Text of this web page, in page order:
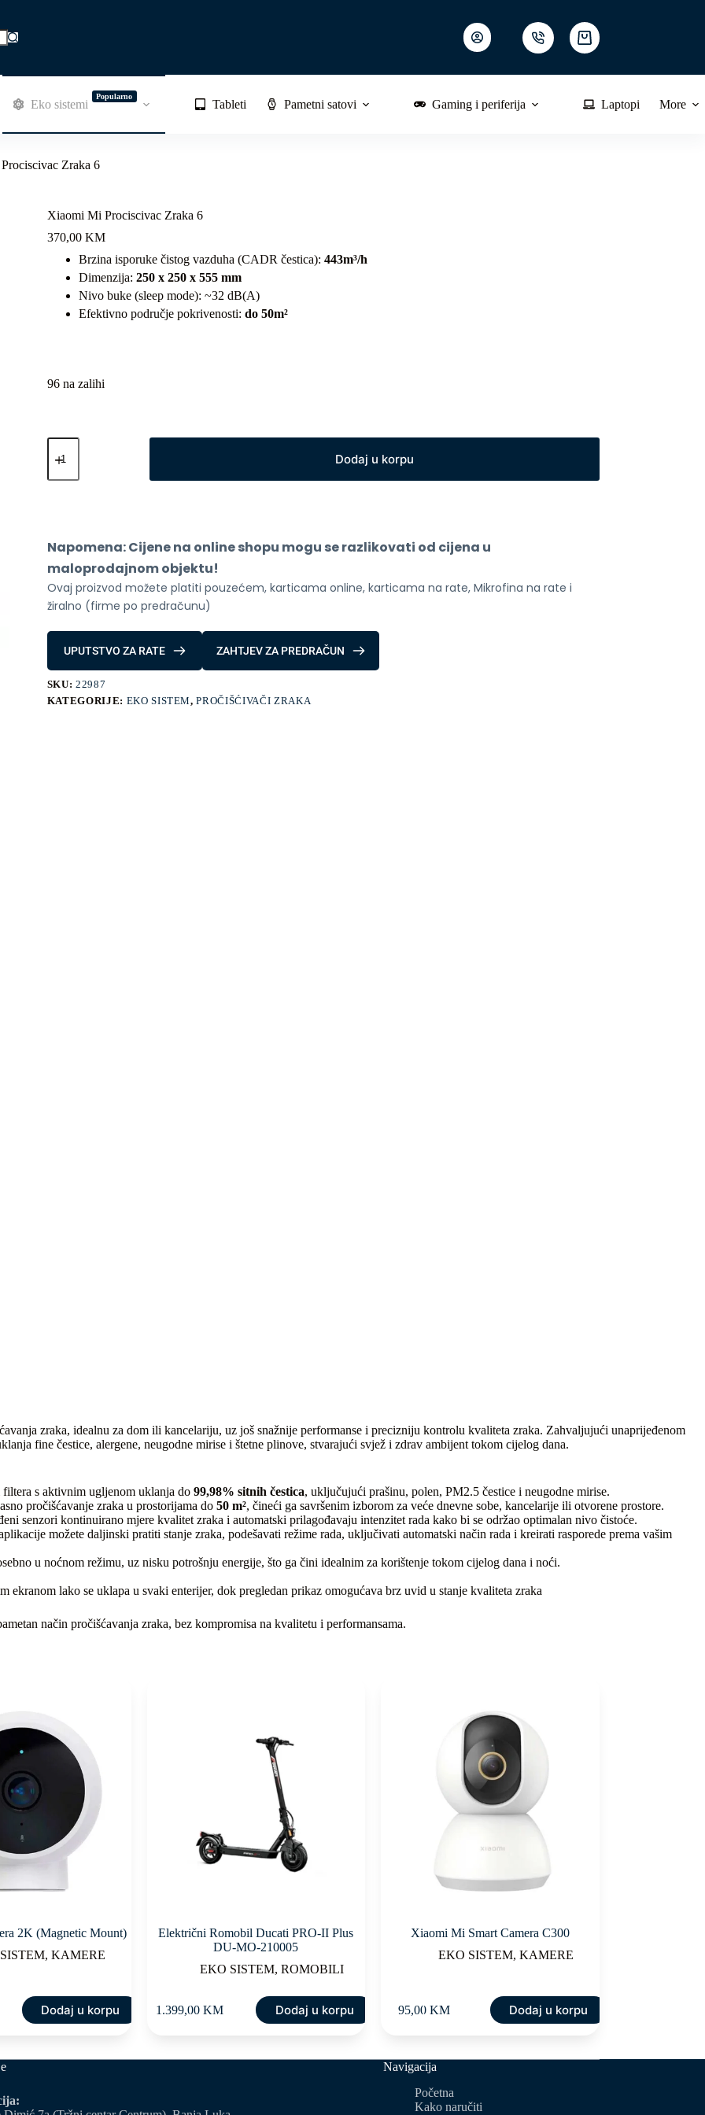
Shopping
cart
Eko sistemi
Popularno
Tableti Pametni satovi Gaming i periferija Laptopi More
Zraka 6
Xiaomi Mi Prociscivac Zraka 6
370,00 KM
Brzina isporuke čistog vazduha (CADR čestica): 443m³/h
Dimenzija: 250 x 250 x 555 mm
Nivo buke (sleep mode): ~32 dB(A)
Efektivno područje pokrivenosti: do 50m²
96 na zalihi
Xiaomi
Mi
Zraka
Dodaj u korpu
Napomena: Cijene na online shopu mogu se razlikovati od cijena u
maloprodajnom objektu!
Ovaj proizvod možete platiti pouzećem, karticama online, karticama na rate, Mikrofina na rate i
žiralno (firme po predračunu)
UPUTSTVO ZA RATE ZAHTJEV ZA PREDRAČUN
SKU:22987
KATEGORIJE: EKO SISTEM,PROČIŠĆIVAČI ZRAKA
zraka, idealnu za dom ili kancelariju, uz još snažnije performanse i precizniju kontrolu kvaliteta zraka. Zahvaljujući unaprijeđenom
fine čestice, alergene, neugodne mirise i štetne plinove, stvarajući svjež i zdrav ambijent tokom cijelog dana.
s aktivnim ugljenom uklanja do 99,98% sitnih čestica, uključujući prašinu, polen, PM2.5 čestice i neugodne mirise.
pročišćavanje zraka u prostorijama do 50 m², čineći ga savršenim izborom za veće dnevne sobe, kancelarije ili otvorene prostore.
senzori kontinuirano mjere kvalitet zraka i automatski prilagođavaju intenzitet rada kako bi se održao optimalan nivo čistoće.
možete daljinski pratiti stanje zraka, podešavati režime rada, uključivati automatski način rada i kreirati rasporede prema vašim
u noćnom režimu, uz nisku potrošnju energije, što ga čini idealnim za korištenje tokom cijelog dana i noći.
ekranom lako se uklapa u svaki enterijer, dok pregledan prikaz omogućava brz uvid u stanje kvaliteta zraka
način pročišćavanja zraka, bez kompromisa na kvalitetu i performansama.
2K (Magnetic Mount)
,KAMERE
Dodaj u korpu
Električni Romobil Ducati PRO-II Plus
DU-MO-210005
EKO SISTEM, ROMOBILI
1.399,00KM Dodaj u korpu
Xiaomi Mi Smart Camera C300
EKO SISTEM, KAMERE
95,00 KM Dodaj u korpu
Navigacija
Početna
Kako naručiti